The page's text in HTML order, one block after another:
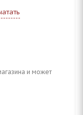
и может